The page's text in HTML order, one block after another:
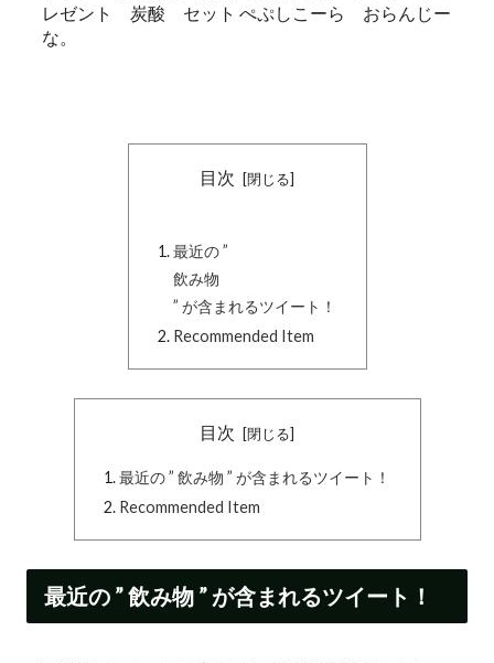
レゼント 炭酸 セット ぺぷしこーら おらんじー
な。
目次
最近の ”
飲み物
” が含まれるツイート！
Recommended Item
目次
最近の ” 飲み物 ” が含まれるツイート！
Recommended Item
最近の ” 飲み物 ” が含まれるツイート！